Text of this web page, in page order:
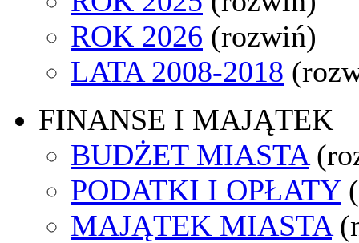
ROK 2026 (rozwiń)
LATA 2008-2018
FINANSE I MAJĄTEK
BUDŻET MIASTA
PODATKI I OPŁATY
MAJĄTEK MIASTA